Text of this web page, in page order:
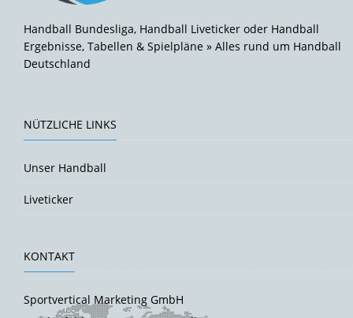
Handball Bundesliga, Handball Liveticker oder Handball
Ergebnisse, Tabellen & Spielpläne » Alles rund um Handball
Deutschland
NÜTZLICHE LINKS
Unser Handball
Liveticker
KONTAKT
Sportvertical Marketing GmbH